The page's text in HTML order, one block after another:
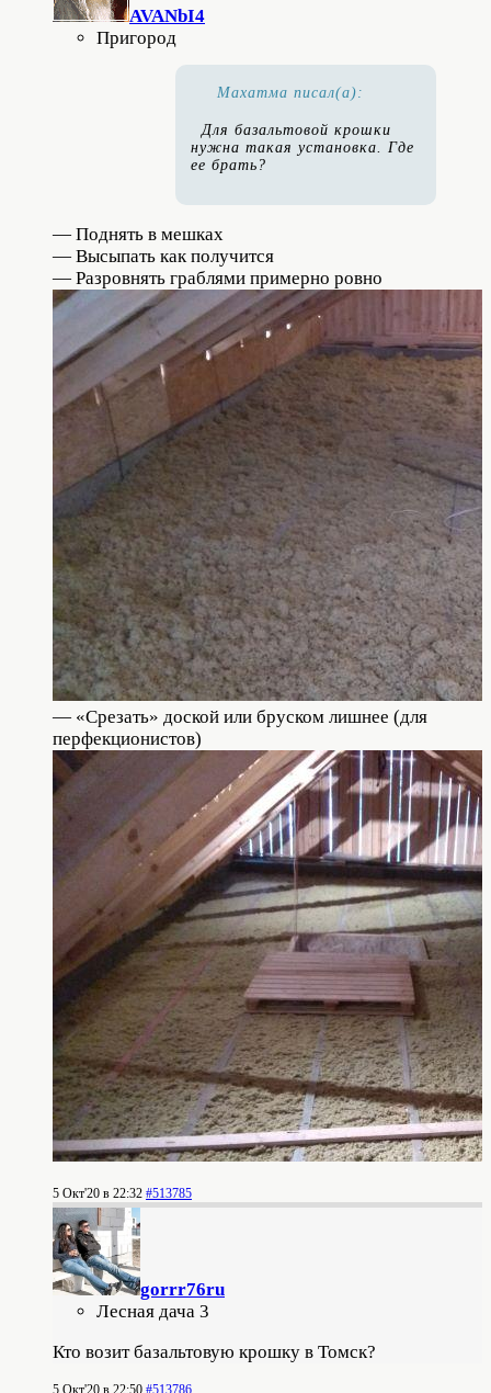
AVANbI4
Пригород
Махатма писал(а):
Для базальтовой крошки
нужна такая установка. Где
ее брать?
— Поднять в мешках
— Высыпать как получится
— Разровнять граблями примерно ровно
— «Срезать» доской или бруском лишнее (для
перфекционистов)
5 Окт'20 в 22:32 #513785
gorrr76ru
Лесная дача 3
Кто возит базальтовую крошку в Томск?
5 Окт'20 в 22:50 #513786